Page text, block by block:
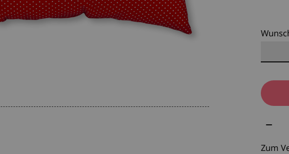
Zum